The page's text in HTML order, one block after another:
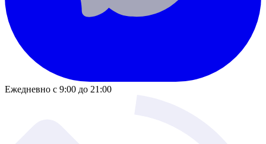
Ежедневно с 9:00 до 21:00